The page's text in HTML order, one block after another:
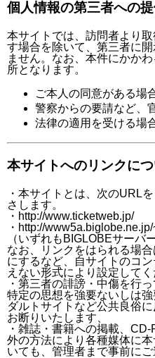
個人情報の第三者への
本サイトでは、訪問者より
す場合を除いて、第三者に
ません。なお、本件にかか
所となります。
ご本人の同意がある場
警察からの要請など、
法律の適用を受ける場
本サイトへのリンクに
・本サイトとは、次のURL
さします。
・http://www.ticketweb.jp/
・http://
（いずれもBIGLOBEサーバー
なお、リンクをはられる場
にするなど、自サイトのコ
えない形式により設定してく
・第三者の誹謗・中傷を行
特定の思想を強要ないしは
ダルトサイトなど公共良俗
お断りいたします、
・雑誌・書籍への掲載、
外の方法により各種媒体に
いても、管理者まで事前にご